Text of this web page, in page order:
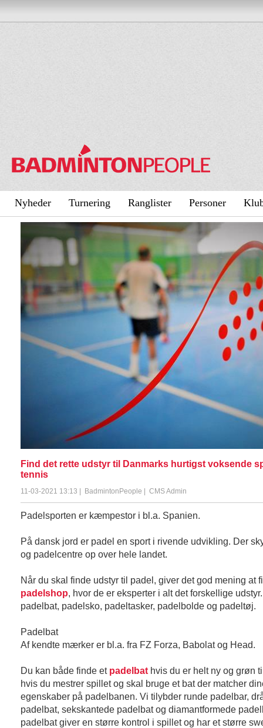
Nyheder Turnering Ranglister Personer
Find det rette udstyr til Danmarks hurtigst voksende
tennis
11-03-2021 13:13 | BadmintonPeople | CMS Admin
Padelsporten er kæmpestor i bl.a. Spanien.
På dansk jord er padel en sport i rivende udvikling. Der
og padelcentre op over hele landet.
Når du skal finde udstyr til padel, giver det god mening at
padelshop, hvor de er eksperter i alt det forskellige
padelbat, padelsko, padeltasker, padelbolde og padeltøj.
Padelbat
Af kendte mærker er bl.a. fra FZ Forza, Babolat og Head.
Du kan både finde et padelbat hvis du er helt ny og grøn
hvis du mestrer spillet og skal bruge et bat der matcher
egenskaber på padelbanen. Vi tilybder runde padelbar,
padelbat, sekskantede padelbat og diamantformede
padelbat giver en større kontrol i spillet og har et større